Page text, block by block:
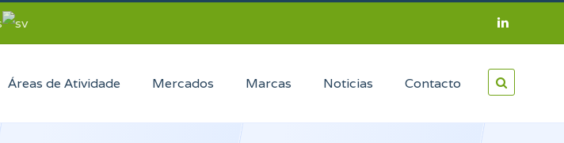
Áreas de Atividade Mercados Marcas Noticias Contacto